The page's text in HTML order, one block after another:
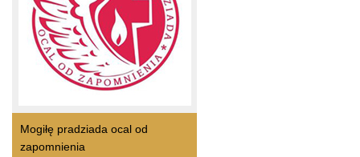
Mogiłę pradziada ocal od
zapomnienia